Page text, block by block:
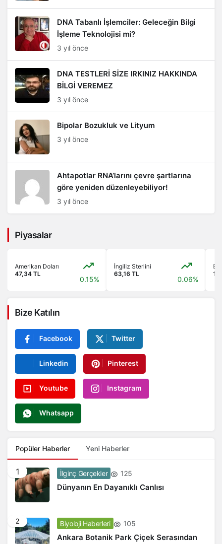
DNA Tabanlı İşlemciler: Geleceğin Bilgi
İşleme Teknolojisi mi?
3 yıl önce
DNA TESTLERİ SİZE IRKINIZ HAKKINDA
BİLGİ VEREMEZ
3 yıl önce
Bipolar Bozukluk ve Lityum
3 yıl önce
Ahtapotlar RNA’larını çevre şartlarına
göre yeniden düzenleyebiliyor!
3 yıl önce
Piyasalar
Amerikan Doları
47,34 TL
0.15%
İngiliz Sterlini
63,16 TL
0.06%
Bize Katılın
Facebook Twitter
Linkedin Pinterest
Youtube Instagram
Whatsapp
Popüler Haberler Yeni Haberler
1 İlginç Gerçekler 125
Dünyanın En Dayanıklı Canlısı
2 Biyoloji Haberleri 105
Ankara Botanik Park Çiçek Serasından